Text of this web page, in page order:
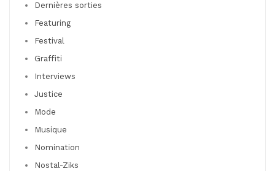
Dernières sorties
Featuring
Festival
Graffiti
Interviews
Justice
Mode
Musique
Nomination
Nostal-Ziks